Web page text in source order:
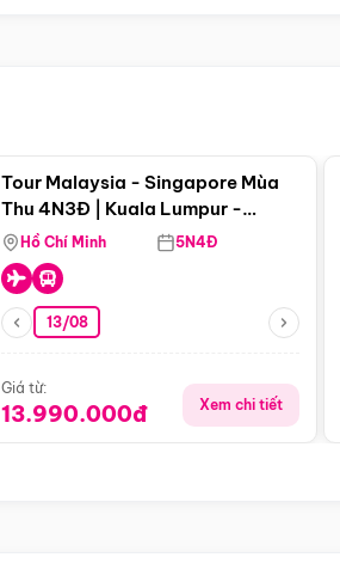
Tour Malaysia - Singapore Mùa
Thu 4N3Đ | Kuala Lumpur -
Malacca - Johor Baru -
Singapore
Hồ Chí Minh 5N4Đ
13/08
Giá từ:
13.990.000đ Xem chi tiết